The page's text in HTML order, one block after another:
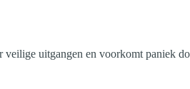
uitgangen en voorkomt paniek